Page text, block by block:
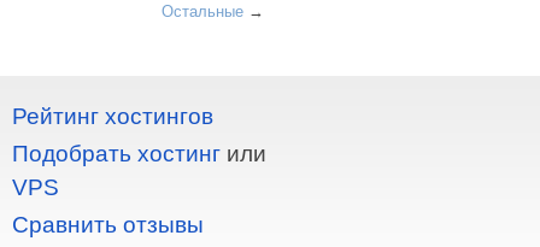
Остальные→
Рейтинг хостингов
Подобрать хостинг или
VPS
Сравнить отзывы